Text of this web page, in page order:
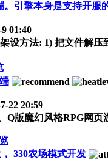
。引擎本身是支持开服
01:40
设方法: 1) 把文件解压
22 20:59
Q版魔幻风格RPG网页
330农场模式开发